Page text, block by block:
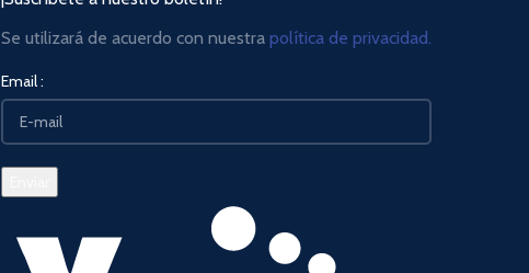
Se utilizará de acuerdo con nuestra política de privacidad.
Email :